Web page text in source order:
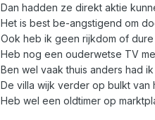
Dan hadden ze direkt aktie
Het is best be-angstigend om
Ook heb ik geen rijkdom of
Heb nog een ouderwetse TV
Ben wel vaak thuis anders had
De villa wijk verder op bulkt
Heb wel een oldtimer op